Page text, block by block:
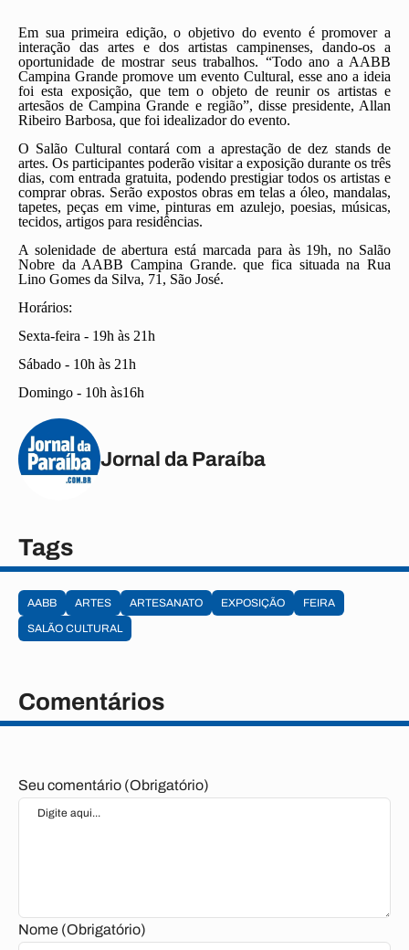
Em sua primeira edição, o objetivo do evento é promover a
interação das artes e dos artistas campinenses, dando-os a
oportunidade de mostrar seus trabalhos. “Todo ano a AABB
Campina Grande promove um evento Cultural, esse ano a ideia
foi esta exposição, que tem o objeto de reunir os artistas e
artesãos de Campina Grande e região”, disse presidente, Allan
Ribeiro Barbosa, que foi idealizador do evento.
O Salão Cultural contará com a aprestação de dez stands de
artes. Os participantes poderão visitar a exposição durante os três
dias, com entrada gratuita, podendo prestigiar todos os artistas e
comprar obras. Serão expostos obras em telas a óleo, mandalas,
tapetes, peças em vime, pinturas em azulejo, poesias, músicas,
tecidos, artigos para residências.
A solenidade de abertura está marcada para às 19h, no Salão
Nobre da AABB Campina Grande. que fica situada na Rua
Lino Gomes da Silva, 71, São José.
Horários:
Sexta-feira - 19h às 21h
Sábado - 10h às 21h
Domingo - 10h às16h
Jornal da Paraíba
Tags
AABB ARTES ARTESANATO EXPOSIÇÃO
FEIRA
SALÃO CULTURAL
Comentários
Seu comentário (Obrigatório)
Nome (Obrigatório)